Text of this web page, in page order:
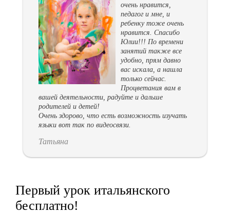
очень нравится,
педагог и мне, и
ребенку тоже очень
нравится. Спасибо
Юлии!!! По времени
занятий также все
удобно, прям давно
вас искала, а нашла
только сейчас.
Процветания вам в
вашей деятельности, радуйте и дальше
родителей и детей!
Очень здорово, что есть возможность изучать
языки вот так по видеосвязи.
Татьяна
Первый урок итальянского
бесплатно!